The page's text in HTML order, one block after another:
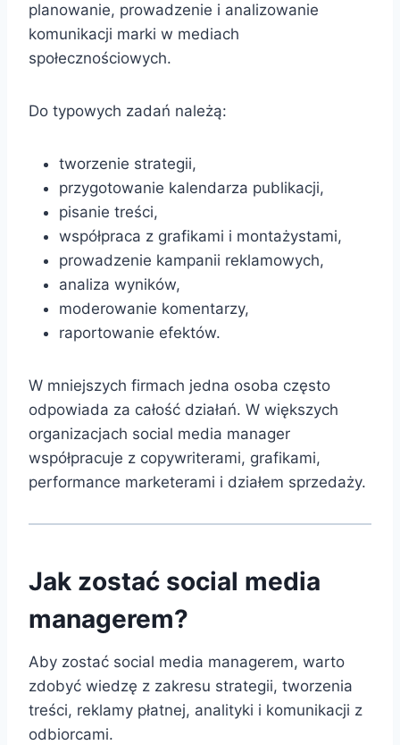
planowanie, prowadzenie i analizowanie
komunikacji marki w mediach
społecznościowych.
Do typowych zadań należą:
tworzenie strategii,
przygotowanie kalendarza publikacji,
pisanie treści,
współpraca z grafikami i montażystami,
prowadzenie kampanii reklamowych,
analiza wyników,
moderowanie komentarzy,
raportowanie efektów.
W mniejszych firmach jedna osoba często
odpowiada za całość działań. W większych
organizacjach social media manager
współpracuje z copywriterami, grafikami,
performance marketerami i działem sprzedaży.
Jak zostać social media
managerem?
Aby zostać social media managerem, warto
zdobyć wiedzę z zakresu strategii, tworzenia
treści, reklamy płatnej, analityki i komunikacji z
odbiorcami.